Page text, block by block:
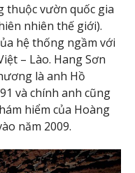
thuộc vườn quốc gia
nhiên thế giới).
hệ thống ngầm với
– Lào. Hang Sơn
là anh Hồ
và chính anh cũng
hiểm của Hoàng
năm 2009.